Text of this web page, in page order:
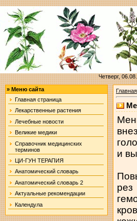
Четверг,
» Меню сайта
Главная страница
Лекарственные растения
Лечебные новости
Великие медики
Справочник медицинских
терминов
ЦИ-ГУН ТЕРАПИЯ
Анатомический словарь
Анатомический словарь 2
Актуальные рекомендации
Календула
Главная
и